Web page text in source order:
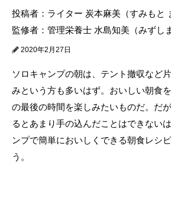
投稿者：ライター 炭本麻美（すみもと
監修者：管理栄養士 水島知美（みずし
2020年2月27日
ソロキャンプの朝は、テント撤収など
みという方も多いはず。おいしい朝食
の最後の時間を楽しみたいものだ。だ
るとあまり手の込んだことはできない
ンプで簡単においしくできる朝食レシ
う。